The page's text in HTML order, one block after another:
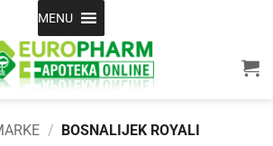
MENU
/ BOSNALIJEK ROYALI